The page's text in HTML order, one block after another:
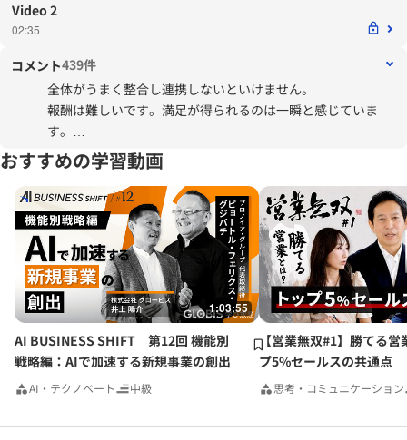
Video 2
02:35
コメント439件
全体がうまく整合し連携しないといけません。
報酬は難しいです。満足が得られるのは一瞬と感じていま
す。
評価軸も結構ファジーにならざるを得ません。
そんな中で、組織をどう活性化させていくか、会社に求める
ものが個々違うので、それに合わせて対応を変える必要があ
ると思います。
エコひいきと感じる方がいないように注意しています。
おすすめの学習動画
1:03:55
AI BUSINESS SHIFT 第12回 機能別
戦略編：AIで加速する新規事業の創出
AI・テクノベート 中級
【営業無双#1】勝てる営
プ5%セールスの共通点
思考・コミュニケーション